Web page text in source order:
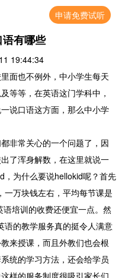
申请免费试听
语有哪些
19:44:34
面也不例外，中小学生每天
等等，在英语这门学科中，
说口语这方面，那么中小学
非常关心的一个问题了，因
了浑身解数，在这里就说一
为什么要说hellokid呢？首先
万块钱左右，平均每节课是
培训的收费还便宜一点。然
语的教学服务真的挺令人满意
来授课，而且外教们也会根
统的学习方法，还会给学员
样的服务制度很吸引家长们